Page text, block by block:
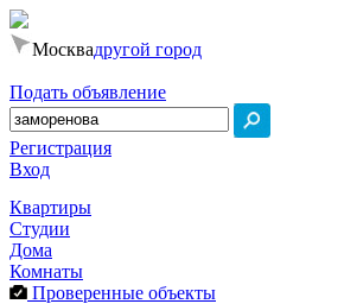
Москвадругой город
Подать объявление
Регистрация
Вход
Квартиры
Студии
Дома
Комнаты
Проверенные объекты